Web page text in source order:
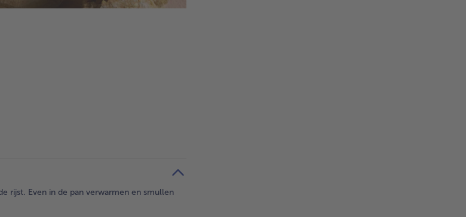
rijst. Even in de pan verwarmen en smullen